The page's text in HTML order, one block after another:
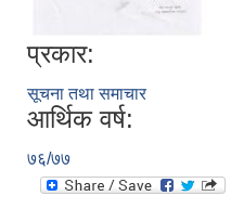
प्रकार:
सूचना तथा समाचार
आर्थिक वर्ष:
७६/७७